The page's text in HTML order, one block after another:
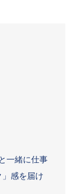
一緒に仕事
感を届け